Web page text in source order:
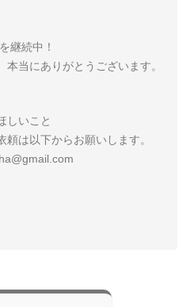
継続中！
本当にありがとうございます。
しいこと
頼は以下からお願いします。